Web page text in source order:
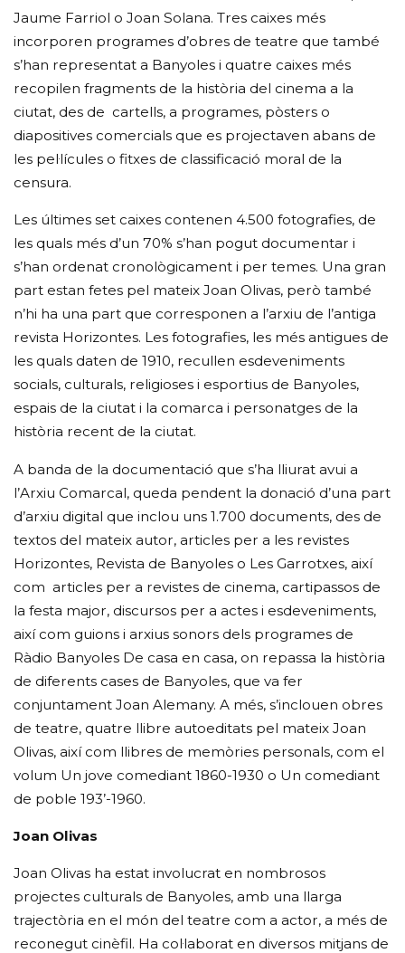
Jaume Farriol o Joan Solana. Tres caixes més
incorporen programes d’obres de teatre que també
s’han representat a Banyoles i quatre caixes més
recopilen fragments de la història del cinema a la
ciutat, des de cartells, a programes, pòsters o
diapositives comercials que es projectaven abans de
les pel·lícules o fitxes de classificació moral de la
censura.
Les últimes set caixes contenen 4.500 fotografies, de
les quals més d’un 70% s’han pogut documentar i
s’han ordenat cronològicament i per temes. Una gran
part estan fetes pel mateix Joan Olivas, però també
n’hi ha una part que corresponen a l’arxiu de l’antiga
revista Horizontes. Les fotografies, les més antigues de
les quals daten de 1910, recullen esdeveniments
socials, culturals, religioses i esportius de Banyoles,
espais de la ciutat i la comarca i personatges de la
història recent de la ciutat.
A banda de la documentació que s’ha lliurat avui a
l’Arxiu Comarcal, queda pendent la donació d’una part
d’arxiu digital que inclou uns 1.700 documents, des de
textos del mateix autor, articles per a les revistes
Horizontes, Revista de Banyoles o Les Garrotxes, així
com articles per a revistes de cinema, cartipassos de
la festa major, discursos per a actes i esdeveniments,
així com guions i arxius sonors dels programes de
Ràdio Banyoles De casa en casa, on repassa la història
de diferents cases de Banyoles, que va fer
conjuntament Joan Alemany. A més, s’inclouen obres
de teatre, quatre llibre autoeditats pel mateix Joan
Olivas, així com llibres de memòries personals, com el
volum Un jove comediant 1860-1930 o Un comediant
de poble 193’-1960.
Joan Olivas
Joan Olivas ha estat involucrat en nombrosos
projectes culturals de Banyoles, amb una llarga
trajectòria en el món del teatre com a actor, a més de
reconegut cinèfil. Ha col·laborat en diversos mitjans de